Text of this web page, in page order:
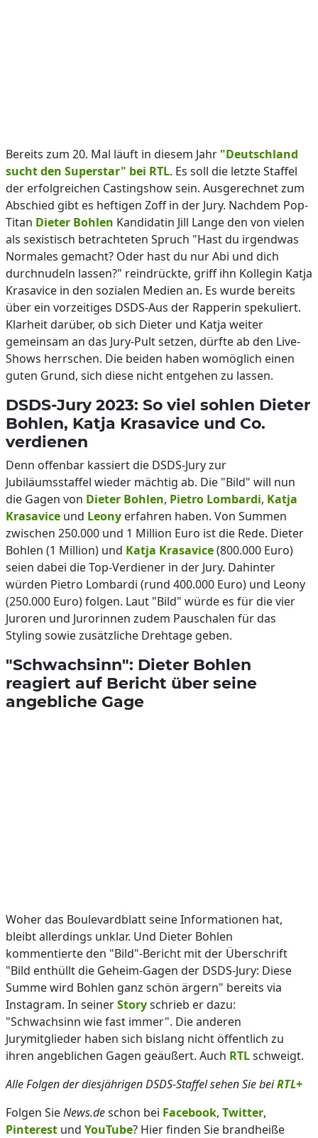
Bereits zum 20. Mal läuft in diesem Jahr "Deutschland
sucht den Superstar" bei RTL. Es soll die letzte Staffel
der erfolgreichen Castingshow sein. Ausgerechnet zum
Abschied gibt es heftigen Zoff in der Jury. Nachdem Pop-
Titan Dieter Bohlen Kandidatin Jill Lange den von vielen
als sexistisch betrachteten Spruch "Hast du irgendwas
Normales gemacht? Oder hast du nur Abi und dich
durchnudeln lassen?" reindrückte, griff ihn Kollegin Katja
Krasavice in den sozialen Medien an. Es wurde bereits
über ein vorzeitiges DSDS-Aus der Rapperin spekuliert.
Klarheit darüber, ob sich Dieter und Katja weiter
gemeinsam an das Jury-Pult setzen, dürfte ab den Live-
Shows herrschen. Die beiden haben womöglich einen
guten Grund, sich diese nicht entgehen zu lassen.
DSDS-Jury 2023: So viel sohlen Dieter
Bohlen, Katja Krasavice und Co.
verdienen
Denn offenbar kassiert die DSDS-Jury zur
Jubiläumsstaffel wieder mächtig ab. Die "Bild" will nun
die Gagen von Dieter Bohlen, Pietro Lombardi, Katja
Krasavice und Leony erfahren haben. Von Summen
zwischen 250.000 und 1 Million Euro ist die Rede. Dieter
Bohlen (1 Million) und Katja Krasavice(800.000 Euro)
seien dabei die Top-Verdiener in der Jury. Dahinter
würden Pietro Lombardi (rund 400.000 Euro) und Leony
(250.000 Euro) folgen. Laut "Bild" würde es für die vier
Juroren und Jurorinnen zudem Pauschalen für das
Styling sowie zusätzliche Drehtage geben.
"Schwachsinn": Dieter Bohlen
reagiert auf Bericht über seine
angebliche Gage
Woher das Boulevardblatt seine Informationen hat,
bleibt allerdings unklar. Und Dieter Bohlen
kommentierte den "Bild"-Bericht mit der Überschrift
"Bild enthüllt die Geheim-Gagen der DSDS-Jury: Diese
Summe wird Bohlen ganz schön ärgern" bereits via
Instagram. In seinerStoryschrieb er dazu:
"Schwachsinn wie fast immer". Die anderen
Jurymitglieder haben sich bislang nicht öffentlich zu
ihren angeblichen Gagen geäußert. Auch RTLschweigt.
Alle Folgen der diesjährigen DSDS-Staffel sehen Sie beiRTL+
Folgen SieNews.deschon bei Facebook, Twitter,
Pinterest und YouTube? Hier finden Sie brandheiße